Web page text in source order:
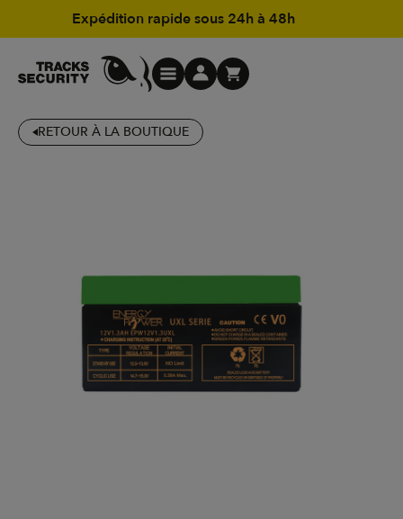
Expédition rapide sous 24h à 48h
RETOUR À LA BOUTIQUE